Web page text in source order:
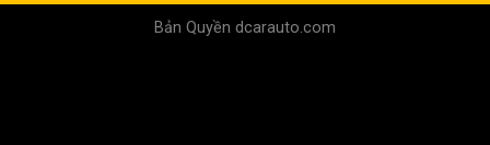
Bản Quyền dcarauto.com